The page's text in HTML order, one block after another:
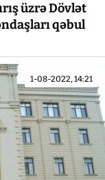
üzrə Dövlət
qəbul
1-08-2022, 14:21